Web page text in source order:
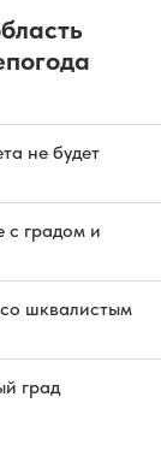
не будет
с градом и
шквалистым
град